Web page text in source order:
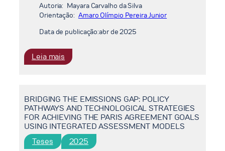
Autoria: Mayara Carvalho da Silva
Orientação: Amaro Olímpio Pereira Junior
Data de publicação:abr de 2025
Leia mais
AVALIAÇÃO
REGULATÓRIOS
DO
CUSTO
MÉDIO
PONDERADO
BRIDGING THE EMISSIONS GAP: POLICY
PATHWAYS AND TECHNOLOGICAL STRATEGIES
FOR ACHIEVING THE PARIS AGREEMENT GOALS
USING INTEGRATED ASSESSMENT MODELS
Teses 2025